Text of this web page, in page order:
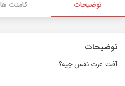
توضیحات کامنت ها
توضیحات
آفَت عزت نفس چیه؟